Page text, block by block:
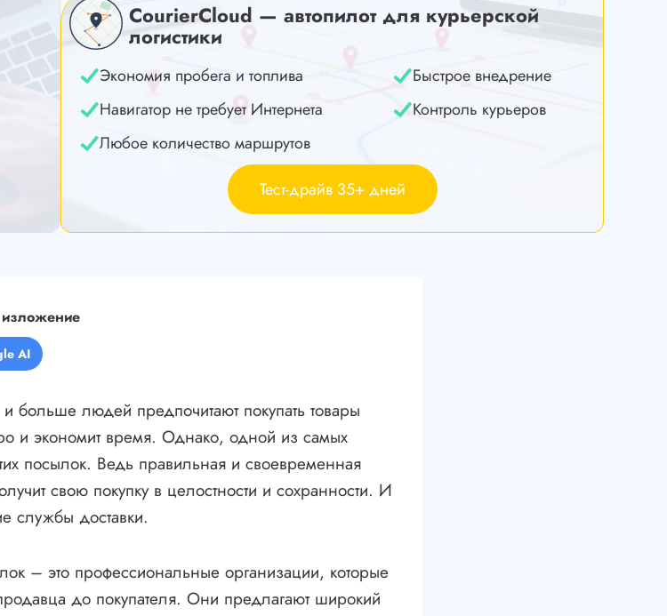
CourierCloud — автопилот для курьерской
логистики
Экономия пробега и топлива
Быстрое внедрение
Навигатор не требует Интернета
Контроль курьеров
Любое количество маршрутов
Тест-драйв 35+ дней
изложение
AI
людей предпочитают покупать товары
и экономит время. Однако, одной из самых
посылок. Ведь правильная и своевременная
свою покупку в целостности и сохранности. И
службы доставки.
– это профессиональные организации, которые
до покупателя. Они предлагают широкий